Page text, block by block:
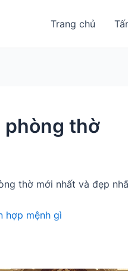
Trang chủ
phòng thờ
thờ mới nhất và đẹp
hợp mệnh gì